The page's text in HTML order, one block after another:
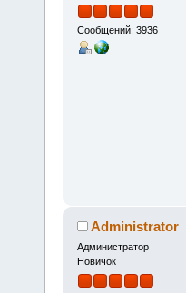
Сообщений: 3936
Administrator
Администратор
Новичок